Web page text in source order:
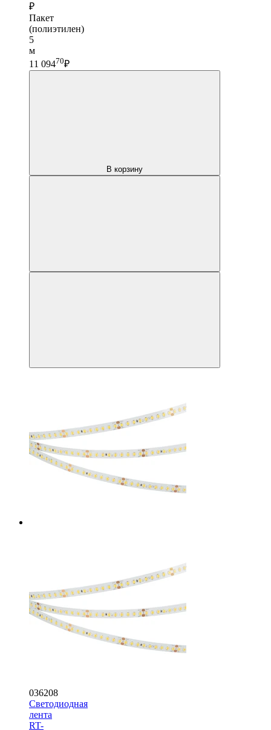
₽
Пакет
(полиэтилен)
5
м
11 09470₽
В корзину
036208
Светодиодная
лента
RT-